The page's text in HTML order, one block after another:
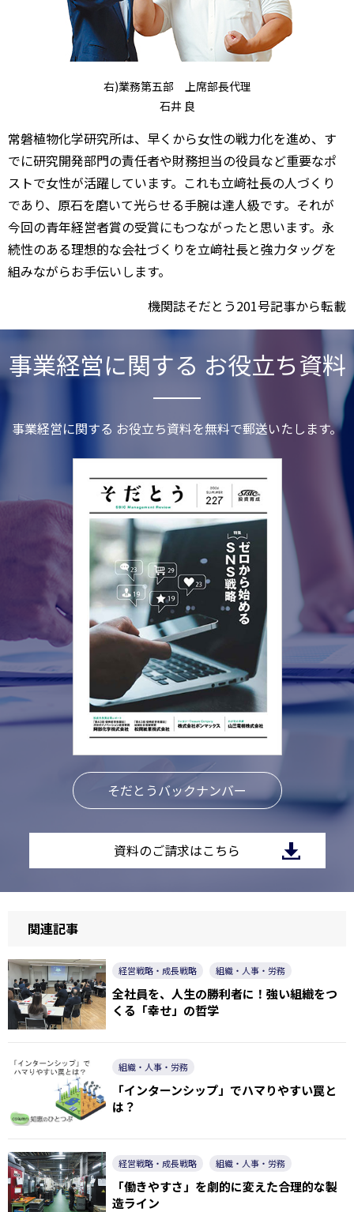
右)業務第五部 上席部長代理
石井 良
常磐植物化学研究所は、早くから女性の戦力化を進め、す
でに研究開発部門の責任者や財務担当の役員など重要なポ
ストで女性が活躍しています。これも立﨑社長の人づくり
であり、原石を磨いて光らせる手腕は達人級です。それが
今回の青年経営者賞の受賞にもつながったと思います。永
続性のある理想的な会社づくりを立﨑社長と強力タッグを
組みながらお手伝いします。
機関誌そだとう201号記事から転載
事業経営に関する お役立ち資料
事業経営に関する お役立ち資料を無料で郵送いたします。
そだとうバックナンバー
資料のご請求はこちら
関連記事
経営戦略・成長戦略 組織・人事・労務
全社員を、人生の勝利者に！強い組織をつ
くる「幸せ」の哲学
組織・人事・労務
「インターンシップ」でハマりやすい罠と
は？
経営戦略・成長戦略 組織・人事・労務
「働きやすさ」を劇的に変えた合理的な製
造ライン